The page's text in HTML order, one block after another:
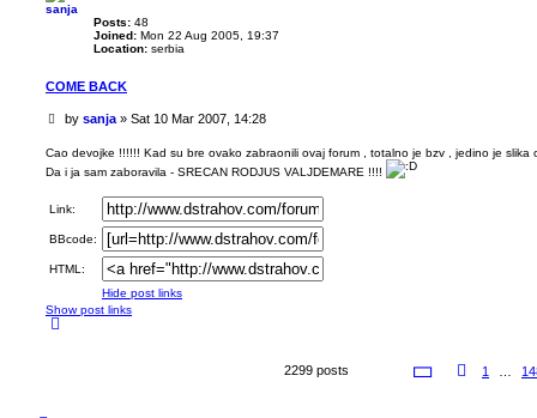
sanja
Posts: 48
Joined: Mon 22 Aug 2005, 19:37
Location: serbia
COME BACK
U
r
e
p
o
t
by sanja» Sat 10 Mar 2007, 14:28
Cao devojke !!!!!! Kad su bre ovako zabraonili ovaj forum , totalno je bzv , jedino je slika
Da i ja sam zaboravila - SRECAN RODJUS VALJDEMARE !!!!
Link:
BBcode:
HTML:
Hide post links
Show post links
2299 posts
P1 …